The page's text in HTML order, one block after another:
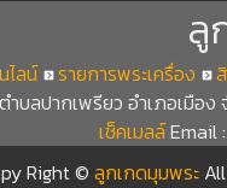
ลู
ไลน์ รายการพระเครื่อง
ำบลปากเพรียว อำเภอเมือ
เช็คเมลล์Email
Right ©ลูกเกดมุมพระ